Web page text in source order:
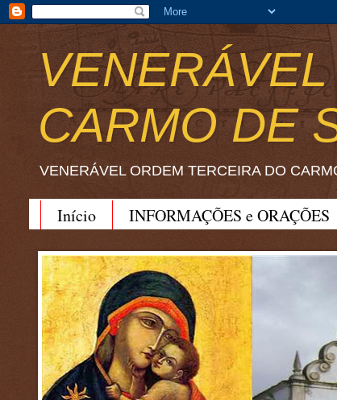
CARMO DE
VENERÁVEL ORDEM TERCEIRA DO
Início INFORMAÇÕES e ORAÇÕES